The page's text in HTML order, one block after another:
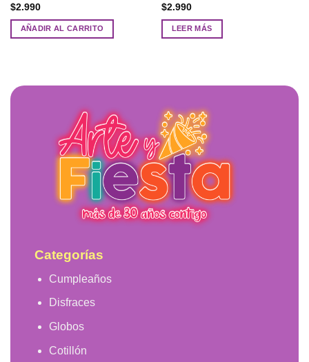
$2.990
AÑADIR AL CARRITO
$2.990
LEER MÁS
Categorías
Cumpleaños
Disfraces
Globos
Cotillón